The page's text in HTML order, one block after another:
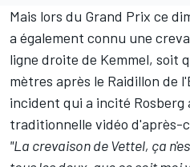
Mais lors du Grand Prix ce
a également connu une
ligne droite de Kemmel, soit
mètres après le Raidillon de
incident qui a incité Rosberg
traditionnelle vidéo d'après-
"La crevaison de Vettel, ça